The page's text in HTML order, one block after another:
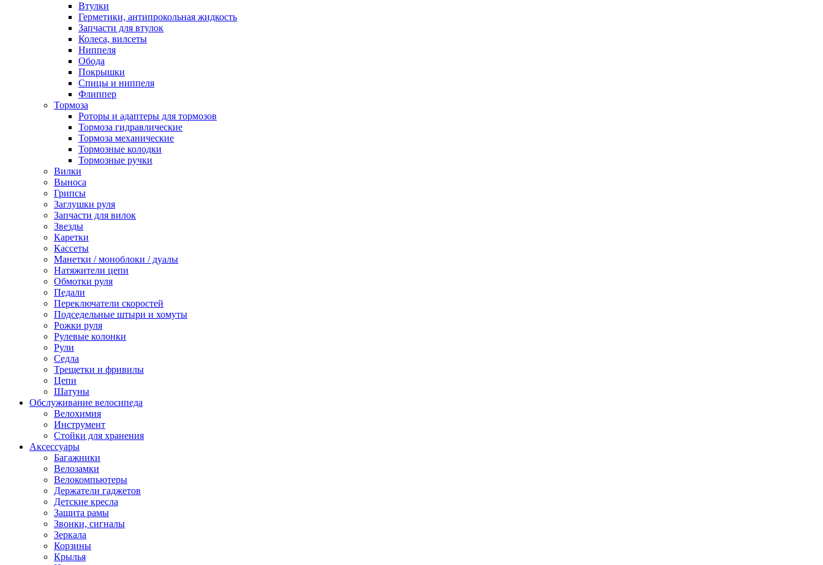
Втулки
Герметики, антипрокольная жидкость
Запчасти для втулок
Колеса, вилсеты
Ниппеля
Обода
Покрышки
Спицы и ниппеля
Флиппер
Тормоза
Роторы и адаптеры для тормозов
Тормоза гидравлические
Тормоза механические
Тормозные колодки
Тормозные ручки
Вилки
Выноса
Грипсы
Заглушки руля
Запчасти для вилок
Звезды
Каретки
Кассеты
Манетки / моноблоки / дуалы
Натяжители цепи
Обмотки руля
Педали
Переключатели скоростей
Подседельные штыри и хомуты
Рожки руля
Рулевые колонки
Рули
Седла
Трещетки и фривилы
Цепи
Шатуны
Обслуживание велосипеда
Велохимия
Инструмент
Стойки для хранения
Аксессуары
Багажники
Велозамки
Велокомпьютеры
Держатели гаджетов
Детские кресла
Защита рамы
Звонки, сигналы
Зеркала
Корзины
Крылья